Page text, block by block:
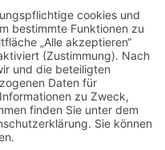
Sie sehr gernehier
unverbindlichen Ersttermin.